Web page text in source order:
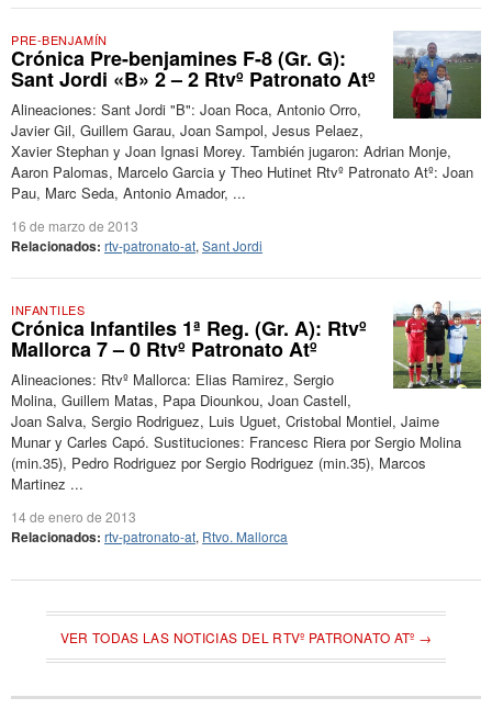
PRE-BENJAMÍN
Crónica Pre-benjamines F-8 (Gr. G):
Sant Jordi «B» 2 – 2 Rtvº Patronato Atº
Alineaciones: Sant Jordi "B": Joan Roca, Antonio Orro,
Javier Gil, Guillem Garau, Joan Sampol, Jesus Pelaez,
Xavier Stephan y Joan Ignasi Morey. También jugaron: Adrian Monje,
Aaron Palomas, Marcelo Garcia y Theo Hutinet Rtvº Patronato Atº: Joan
Pau, Marc Seda, Antonio Amador, ...
16 de marzo de 2013
Relacionados: rtv-patronato-at, Sant Jordi
INFANTILES
Crónica Infantiles 1ª Reg. (Gr. A): Rtvº
Mallorca 7 – 0 Rtvº Patronato Atº
Alineaciones: Rtvº Mallorca: Elias Ramirez, Sergio
Molina, Guillem Matas, Papa Diounkou, Joan Castell,
Joan Salva, Sergio Rodriguez, Luis Uguet, Cristobal Montiel, Jaime
Munar y Carles Capó. Sustituciones: Francesc Riera por Sergio Molina
(min.35), Pedro Rodriguez por Sergio Rodriguez (min.35), Marcos
Martinez ...
14 de enero de 2013
Relacionados: rtv-patronato-at, Rtvo. Mallorca
VER TODAS LAS NOTICIAS DEL RTVº PATRONATO ATº →